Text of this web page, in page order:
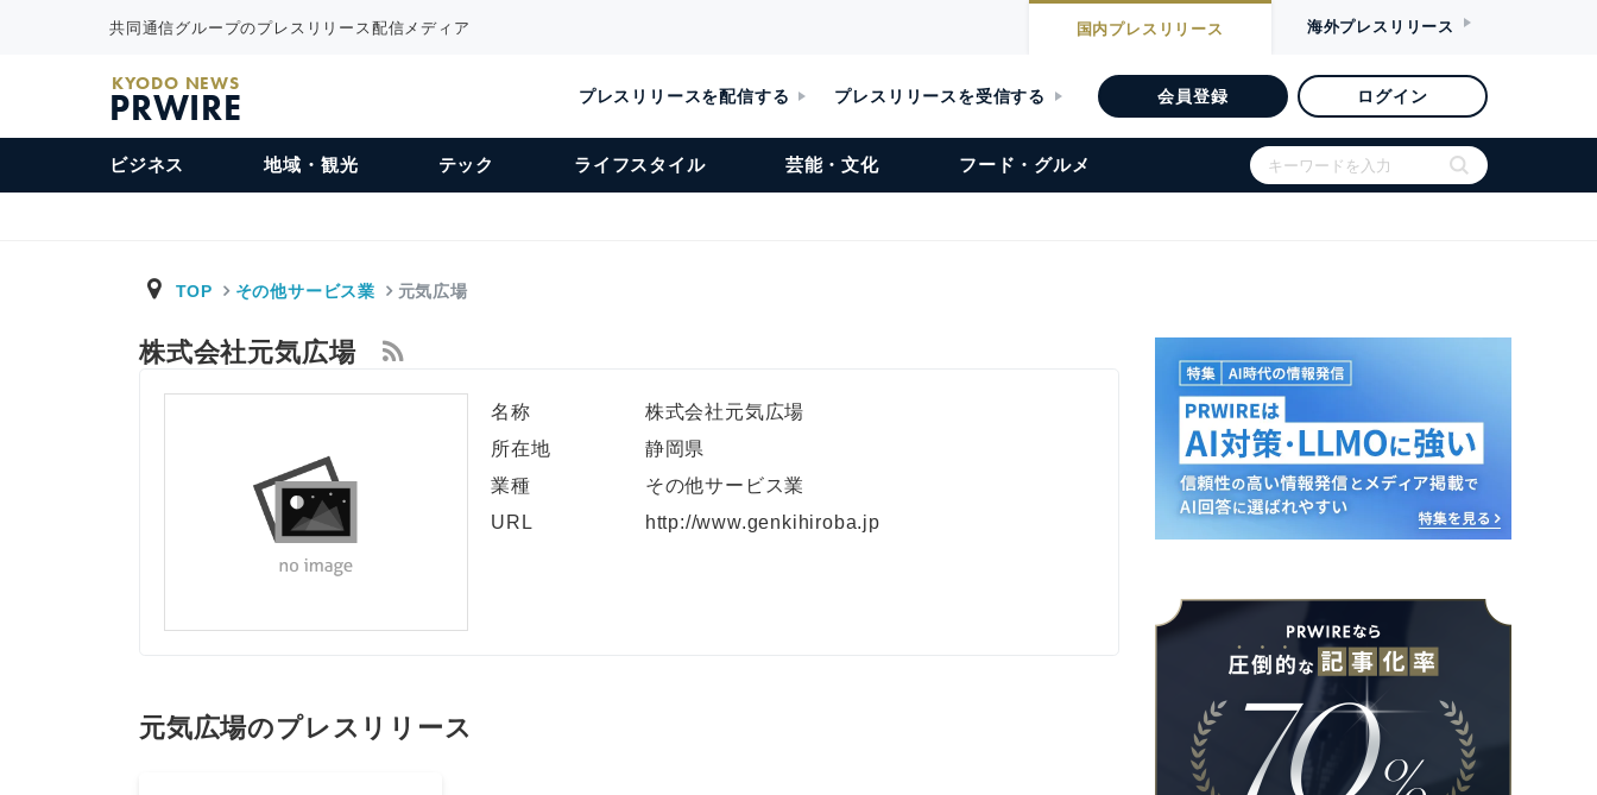
共同通信グループのプレスリリース配信メディア 国内プレスリリース 海外プレスリリース
KYODO NEWS
PRWIRE プレスリリースを配信する プレスリリースを受信する 会員登録 ログイン
ビジネス 地域・観光 テック ライフスタイル 芸能・文化 フード・グルメ
TOP その他サービス業 元気広場
株式会社元気広場
名称
株式会社元気広場
所在地
静岡県
業種
その他サービス業
URL
http://www.genkihiroba.jp
元気広場のプレスリリース